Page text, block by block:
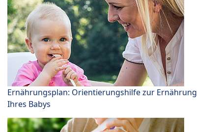
Ernährungsplan: Orientierungshilfe zur Ernährung
Ihres Babys